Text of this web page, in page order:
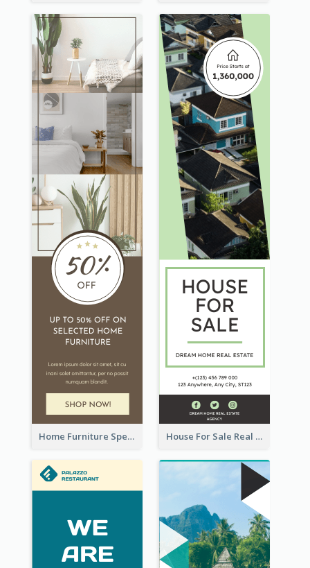
Home Furniture Special Sale Wide Skyscraper Banner House For Sale Real Estate Agent Wide Skyscraper Banner